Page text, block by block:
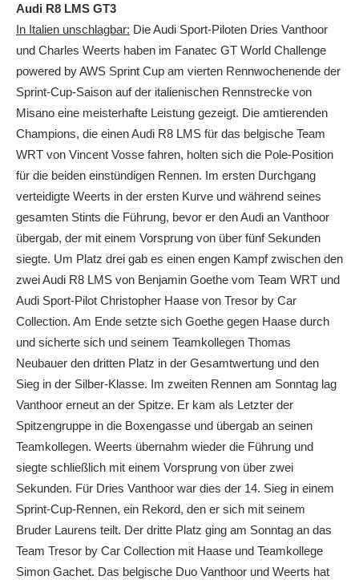
Audi R8 LMS GT3
In Italien unschlagbar: Die Audi Sport-Piloten Dries Vanthoor
und Charles Weerts haben im Fanatec GT World Challenge
powered by AWS Sprint Cup am vierten Rennwochenende der
Sprint-Cup-Saison auf der italienischen Rennstrecke von
Misano eine meisterhafte Leistung gezeigt. Die amtierenden
Champions, die einen Audi R8 LMS für das belgische Team
WRT von Vincent Vosse fahren, holten sich die Pole-Position
für die beiden einstündigen Rennen. Im ersten Durchgang
verteidigte Weerts in der ersten Kurve und während seines
gesamten Stints die Führung, bevor er den Audi an Vanthoor
übergab, der mit einem Vorsprung von über fünf Sekunden
siegte. Um Platz drei gab es einen engen Kampf zwischen den
zwei Audi R8 LMS von Benjamin Goethe vom Team WRT und
Audi Sport-Pilot Christopher Haase von Tresor by Car
Collection. Am Ende setzte sich Goethe gegen Haase durch
und sicherte sich und seinem Teamkollegen Thomas
Neubauer den dritten Platz in der Gesamtwertung und den
Sieg in der Silber-Klasse. Im zweiten Rennen am Sonntag lag
Vanthoor erneut an der Spitze. Er kam als Letzter der
Spitzengruppe in die Boxengasse und übergab an seinen
Teamkollegen. Weerts übernahm wieder die Führung und
siegte schließlich mit einem Vorsprung von über zwei
Sekunden. Für Dries Vanthoor war dies der 14. Sieg in einem
Sprint-Cup-Rennen, ein Rekord, den er sich mit seinem
Bruder Laurens teilt. Der dritte Platz ging am Sonntag an das
Team Tresor by Car Collection mit Haase und Teamkollege
Simon Gachet. Das belgische Duo Vanthoor und Weerts hat